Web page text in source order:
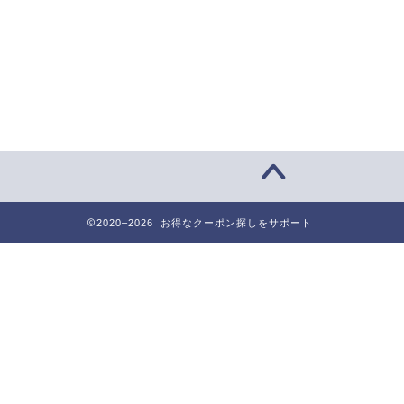
2020–2026 お得なクーポン探しをサポート